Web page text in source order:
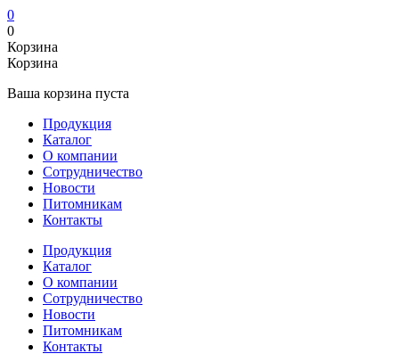
0
0
Корзина
Корзина
Ваша корзина пуста
Продукция
Каталог
О компании
Сотрудничество
Новости
Питомникам
Контакты
Продукция
Каталог
О компании
Сотрудничество
Новости
Питомникам
Контакты